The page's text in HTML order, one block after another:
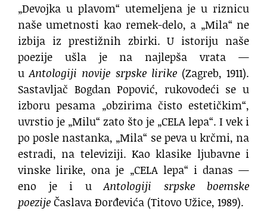
„Devojka u plavom“ utemeljena je u riznicu
naše umetnosti kao remek-delo, a „Mila“ ne
izbija iz prestižnih zbirki. U istoriju naše
poezije ušla je na najlepša vrata —
uAntologiji novije srpske lirike(Zagreb, 1911).
Sastavljač Bogdan Popović, rukovodeći se u
izboru pesama „obzirima čisto estetičkim“,
uvrstio je „Milu“ zato što je „CELA lepa“. I vek i
po posle nastanka, „Mila“ se peva u krčmi, na
estradi, na televiziji. Kao klasike ljubavne i
vinske lirike, ona je „CELA lepa“ i danas —
eno je i uAntologiji srpske boemske
poezijeČaslava Đorđevića (Titovo Užice, 1989).